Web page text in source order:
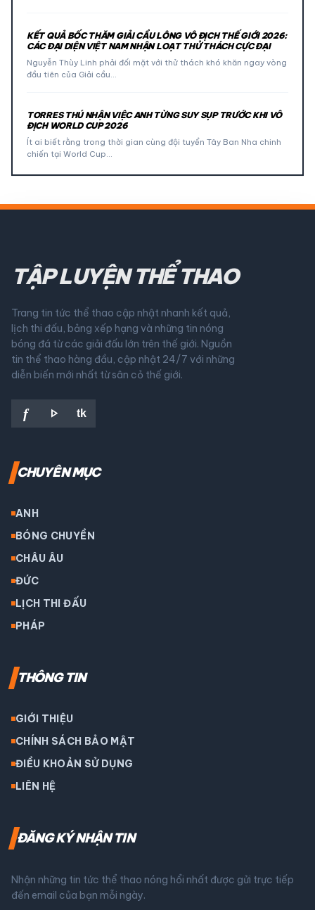
KẾT QUẢ BỐC THĂM GIẢI CẦU LÔNG VÔ ĐỊCH THẾ GIỚI 2026:
CÁC ĐẠI DIỆN VIỆT NAM NHẬN LOẠT THỬ THÁCH CỰC ĐẠI
Nguyễn Thùy Linh phải đối mặt với thử thách khó khăn ngay vòng
đầu tiên của Giải cầu…
TORRES THÚ NHẬN VIỆC ANH TỪNG SUY SỤP TRƯỚC KHI VÔ
ĐỊCH WORLD CUP 2026
Ít ai biết rằng trong thời gian cùng đội tuyển Tây Ban Nha chinh
chiến tại World Cup…
TẬP LUYỆN THỂ THAO
Trang tin tức thể thao cập nhật nhanh kết quả,
lịch thi đấu, bảng xếp hạng và những tin nóng
bóng đá từ các giải đấu lớn trên thế giới. Nguồn
tin thể thao hàng đầu, cập nhật 24/7 với những
diễn biến mới nhất từ sân cỏ thế giới.
f play_arrow tk
CHUYÊN MỤC
ANH
BÓNG CHUYỀN
CHÂU ÂU
ĐỨC
LỊCH THI ĐẤU
PHÁP
THÔNG TIN
GIỚI THIỆU
CHÍNH SÁCH BẢO MẬT
ĐIỀU KHOẢN SỬ DỤNG
LIÊN HỆ
ĐĂNG KÝ NHẬN TIN
Nhận những tin tức thể thao nóng hổi nhất được gửi trực tiếp
đến email của bạn mỗi ngày.